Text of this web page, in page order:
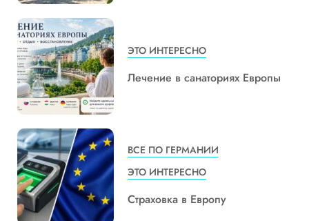
ЭТО ИНТЕРЕСНО
Лечение в санаториях Европы
ВСЕ ПО ГЕРМАНИИ
ЭТО ИНТЕРЕСНО
Страховка в Европу